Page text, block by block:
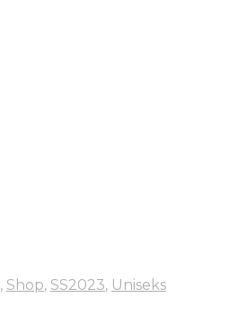
, Shop, SS2023, Uniseks